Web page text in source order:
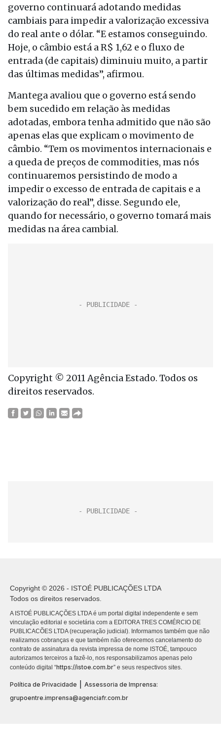
governo continuará adotando medidas
cambiais para impedir a valorização excessiva
do real ante o dólar. “E estamos conseguindo.
Hoje, o câmbio está a R$ 1,62 e o fluxo de
entrada (de capitais) diminuiu muito, a partir
das últimas medidas”, afirmou.
Mantega avaliou que o governo está sendo
bem sucedido em relação às medidas
adotadas, embora tenha admitido que não são
apenas elas que explicam o movimento de
câmbio. “Tem os movimentos internacionais e
a queda de preços de commodities, mas nós
continuaremos persistindo de modo a
impedir o excesso de entrada de capitais e a
valorização do real”, disse. Segundo ele,
quando for necessário, o governo tomará mais
medidas na área cambial.
Copyright © 2011 Agência Estado. Todos os
direitos reservados.
Copyright © 2026 - ISTOÉ PUBLICAÇÕES LTDA
Todos os direitos reservados.
A ISTOÉ PUBLICAÇÕES LTDA é um portal digital independente e sem
vinculação editorial e societária com a EDITORA TRES COMÉRCIO DE
PUBLICACÕES LTDA (recuperação judicial). Informamos também que não
realizamos cobranças e que também não oferecemos cancelamento do
contrato de assinatura da revista impressa de nome ISTOÉ, tampouco
autorizamos terceiros a fazê-lo, nos responsabilizamos apenas pelo
conteúdo digital “https://istoe.com.br” e seus respectivos sites.
Política de Privacidade
Assessoria de Imprensa:
grupoentre.imprensa@agenciafr.com.br